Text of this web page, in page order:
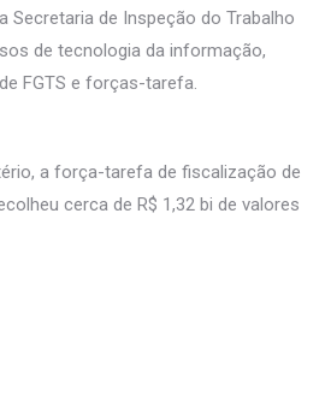
Secretaria de Inspeção do Trabalho
de tecnologia da informação,
FGTS e forças-tarefa.
a força-tarefa de fiscalização de
cerca de R$ 1,32 bi de valores